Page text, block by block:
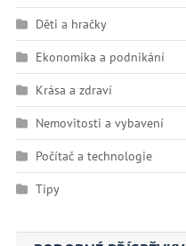
Děti a hračky
Ekonomika a podnikání
Krása a zdraví
Nemovitosti a vybavení
Počítač a technologie
Tipy